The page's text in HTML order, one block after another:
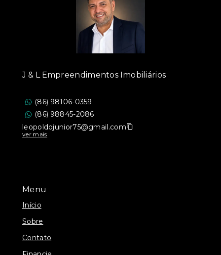
Menu
Início
Sobre
Contato
J & L Empreendimentos Imobiliários
(86) 98106-0359
(86) 98845-2086
leopoldojunior75@gmail.com
ver mais